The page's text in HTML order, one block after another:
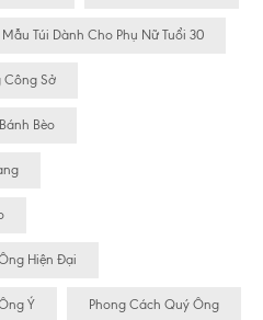
Mẫu Túi Dành Cho Phụ Nữ Tuổi 30
Công Sở
Bèo
Hiện Đại
Ý Phong Cách Quý Ông